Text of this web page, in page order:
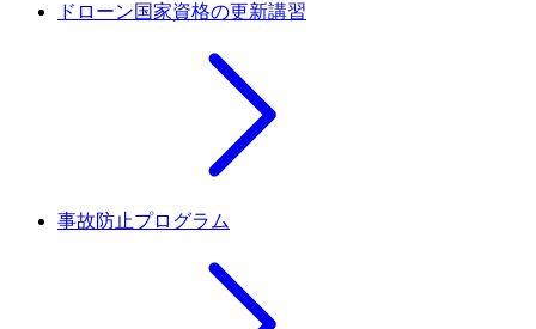
ドローン国家資格の更新講習
事故防止プログラム